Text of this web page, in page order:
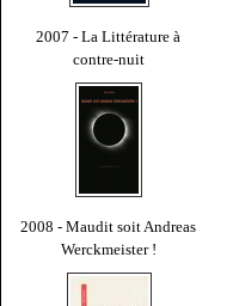
2007 - La Littérature à
contre-nuit
2008 - Maudit soit Andreas
Werckmeister !